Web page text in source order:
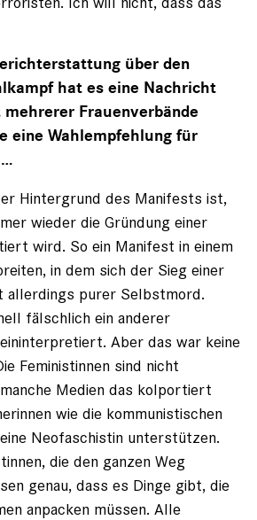
über den
hat es eine Nachricht
Frauenverbände
eine Wahlempfehlung für
Hintergrund des Manifests ist,
wieder die Gründung einer
wird. So ein Manifest in einem
in dem sich der Sieg einer
allerdings purer Selbstmord.
fälschlich ein anderer
Aber das war keine
Feministinnen sind nicht
Medien das kolportiert
wie die kommunistischen
Neofaschistin unterstützen.
die den ganzen Weg
genau, dass es Dinge gibt, die
anpacken müssen. Alle